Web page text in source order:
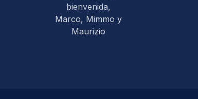
bienvenida,
Marco, Mimmo y
Maurizio